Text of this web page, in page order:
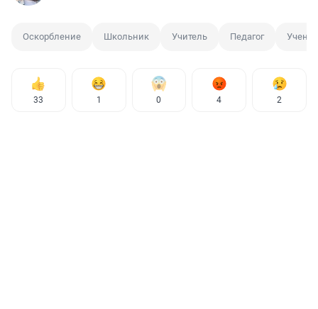
Оскорбление Школьник Учитель Педагог Ученик
33 1 0 4 2